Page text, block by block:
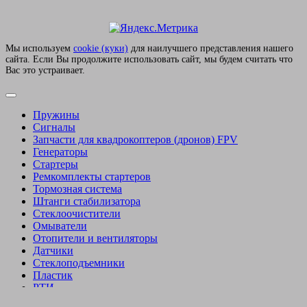
Мы используем сookie (куки) для наилучшего представления нашего
сайта. Если Вы продолжите использовать сайт, мы будем считать что
Вас это устраивает.
Пружины
Сигналы
Запчасти для квадрокоптеров (дронов) FPV
Генераторы
Стартеры
Ремкомплекты стартеров
Тормозная система
Штанги стабилизатора
Стеклоочистители
Омыватели
Отопители и вентиляторы
Датчики
Стеклоподъемники
Пластик
РТИ